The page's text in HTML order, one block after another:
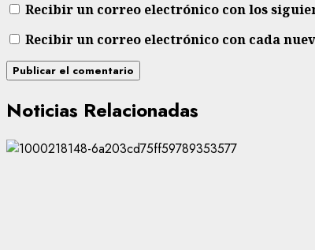
Recibir un correo electrónico con los
Recibir un correo electrónico con cada
Noticias Relacionadas